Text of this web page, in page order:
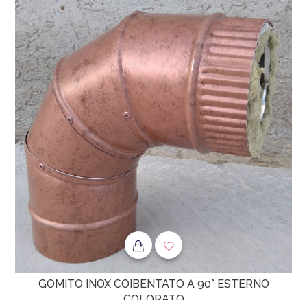
GOMITO INOX COIBENTATO A 90° ESTERNO